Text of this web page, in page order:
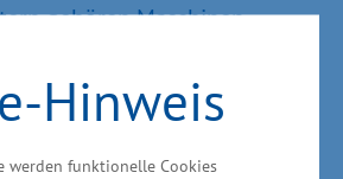
Hinweis
werden funktionelle Cookies
gehören Maschinen,
sowie Mess-,
regelungstechnische
Einfuhren aus den USA nach